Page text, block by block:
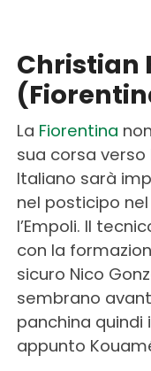
Christian
La Fiorentina
sua corsa verso
Italiano sarà
nel posticipo
l’Empoli. Il
con la
sicuro Nico
sembrano
panchina quindi
appunto